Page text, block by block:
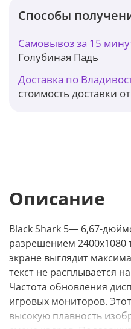
Способы
Самовывоз за 15
Голубиная Падь
Доставка по
стоимость доставки
Описание
Black Shark 5— 6,67-
разрешением 2400x1080
экране выглядит
текст не расплывается
Частота обновления
игровых мониторов.
высокую плавность